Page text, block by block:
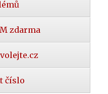
zdarma
číslo